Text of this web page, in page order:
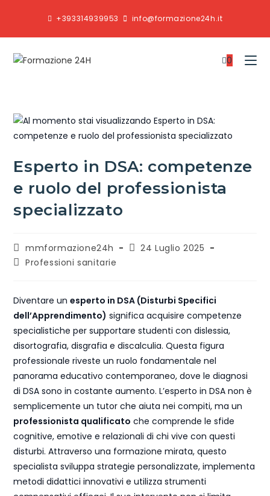
+393314939953 info@formazione24h.it
0
Esperto in DSA: competenze
e ruolo del professionista
specializzato
mmformazione24h
24 Luglio 2025
Professioni sanitarie
Diventare unesperto in DSA (Disturbi Specifici
dell’Apprendimento) significa acquisire competenze
specialistiche per supportare studenti con dislessia,
disortografia, disgrafia e discalculia. Questa figura
professionale riveste un ruolo fondamentale nel
panorama educativo contemporaneo, dove le diagnosi
di DSA sono in costante aumento. L’esperto in DSA non è
semplicemente un tutor che aiuta nei compiti, ma un
professionista qualificato che comprende le sfide
cognitive, emotive e relazionali di chi vive con questi
disturbi. Attraverso una formazione mirata, questo
specialista sviluppa strategie personalizzate, implementa
metodi didattici innovativi e utilizza strumenti